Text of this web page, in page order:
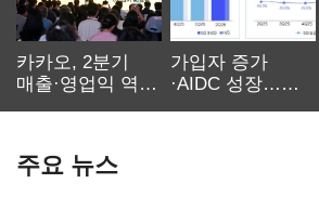
카카오, 2분기
매출·영업익 역대
가입자 증가
·AIDC 성장…
주요 뉴스